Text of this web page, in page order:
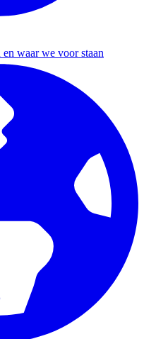
waar we voor staan